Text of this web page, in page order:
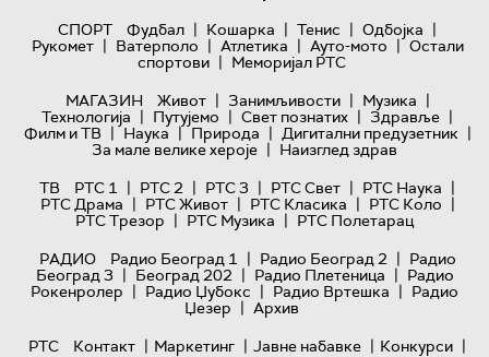
СПОРТ
Фудбал | Кошарка | Тенис | Одбојка |
Рукомет | Ватерполо | Атлетика | Ауто-мото | Остали
спортови | Меморијал РТС
МАГАЗИН
Живот | Занимљивости | Музика |
Технологијa | Путујемо | Свет познатих | Здравље |
Филм и ТВ | Наука | Природа | Дигитални предузетник |
За мале велике хероје | Наизглед здрав
ТВ
РТС 1 | РТС 2 | РТС 3 | РТС Свет | РТС Наука |
РТС Драма | РТС Живот | РТС Класика | РТС Коло |
РТС Трезор | РТС Музика | РТС Полетарац
РАДИО
Радио Београд 1 | Радио Београд 2 | Радио
Београд 3 | Београд 202 | Радио Плетеница | Радио
Рокенролер | Радио Џубокс | Радио Вртешка | Радио
Џезер | Архив
РТС
Контакт | Маркетинг | Јавне набавке | Конкурси |